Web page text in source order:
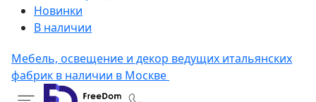
Новинки
В наличии
Мебель, освещение и декор ведущих итальянских
фабрик в наличии в Москве